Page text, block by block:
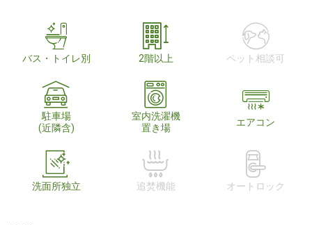
バス・トイレ別 2階以上 ペット相談可
駐車場
(近隣含)
室内洗濯機
置き場
エアコン
洗面所独立 追焚機能 オートロック